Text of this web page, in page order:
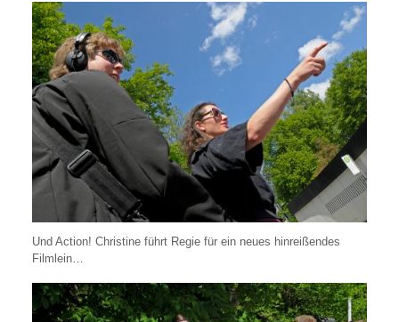
Und Action! Christine führt Regie für ein neues hinreißendes
Filmlein…